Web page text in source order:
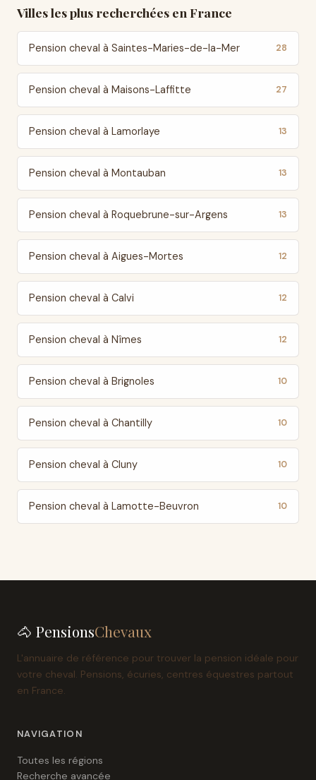
Villes les plus recherchées en France
Pension cheval à Saintes-Maries-de-la-Mer 28
Pension cheval à Maisons-Laffitte 27
Pension cheval à Lamorlaye 13
Pension cheval à Montauban 13
Pension cheval à Roquebrune-sur-Argens 13
Pension cheval à Aigues-Mortes 12
Pension cheval à Calvi 12
Pension cheval à Nîmes 12
Pension cheval à Brignoles 10
Pension cheval à Chantilly 10
Pension cheval à Cluny 10
Pension cheval à Lamotte-Beuvron 10
🐴 PensionsChevaux
L'annuaire de référence pour trouver la pension idéale pour
votre cheval. Pensions, écuries, centres équestres partout
en France.
NAVIGATION
Toutes les régions
Recherche avancée